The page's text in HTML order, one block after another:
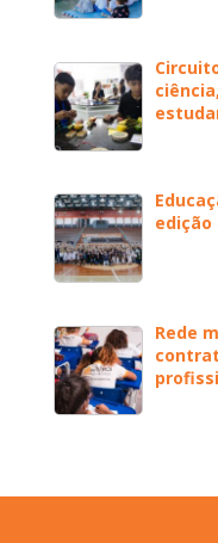
edição
Rede